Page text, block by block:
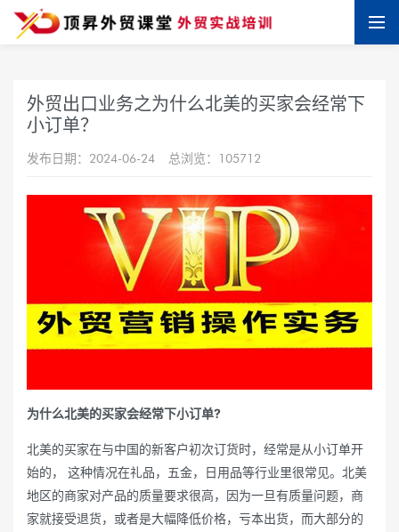
外贸出口业务之为什么北美的买家会经常下
小订单？
发布日期：2024-06-24 总浏览：105712
为什么北美的买家会经常下小订单?
北美的买家在与中国的新客户初次订货时，经常是从小订单开
始的， 这种情况在礼品，五金，日用品等行业里很常见。北美
地区的商家对产品的质量要求很高，因为一旦有质量问题，商
家就接受退货，或者是大幅降低价格，亏本出货，而大部分的